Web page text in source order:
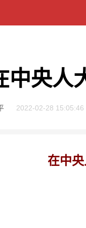
中央人
2022-02-28 15:05:46
在中